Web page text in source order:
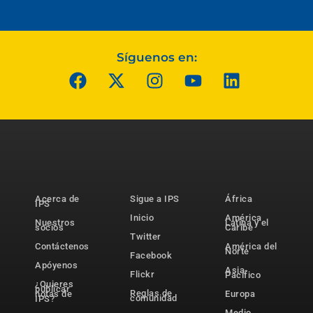
Síguenos en:
Acerca de
IPS
Nuestros
socios
Contáctenos
Apóyenos
¿Quieres
publicar
notas de
IPS?
Sigue a IPS
Inicio
Twitter
Facebook
Flickr
Reglas de
comunidad
África
América
Latina y el
Caribe
América del
Norte
Asia-
Pacífico
Europa